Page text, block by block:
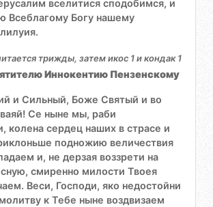
вселитися сподобимся, и
Всеблагому Богу нашему
трижды, затем икос 1 и кондак 1
Иннокентию Пензенскому
и Сильный, Боже Святый и во
Се ныне мы, раби
колена сердец наших в страсе и
подножию величествия
и, не дерзая воззрети на
смиренно милости Твоея
Веси, Господи, яко недостойни
к Тебе ныне воздвизаем